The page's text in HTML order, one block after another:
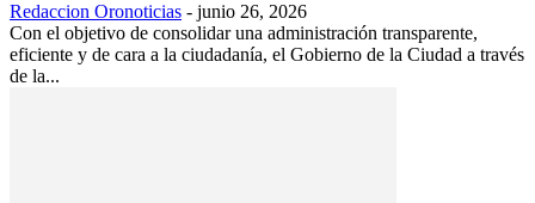
Redaccion Oronoticias - junio 26, 2026
Con el objetivo de consolidar una administración transparente,
eficiente y de cara a la ciudadanía, el Gobierno de la Ciudad a través
de la...